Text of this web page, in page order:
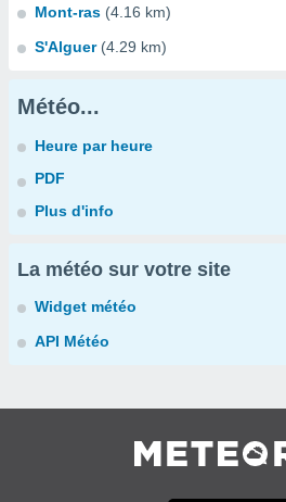
Mont-ras (4.16 km)
S'Alguer (4.29 km)
Météo...
Heure par heure
PDF
Plus d'info
La météo sur votre site
Widget météo
API Météo